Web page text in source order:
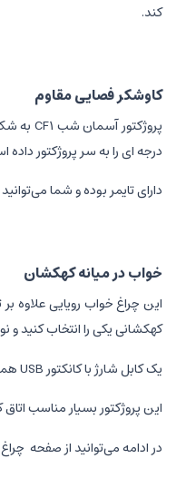
کند.
کاوشکر فصایی مقاوم
درجه ای را به سر پروژکتور
دارای تایمر بوده و شما می‌توانید مدت
خواب در میانه کهکشان
کهکشانی یکی را انتخاب کنید و نور پروژکتور را در 5
یک کابل شارژ با کانکتور USB همراه آن ارائه شده که با اتصال به
این پروژکتور بسیار مناسب
در ادامه می‌توانید از صفحه